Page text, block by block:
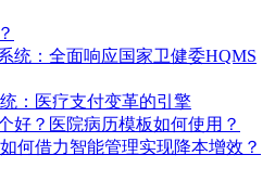
统：全面响应国家卫健委HQMS
：医疗支付变革的引擎
好？医院病历模板如何使用？
何借力智能管理实现降本增效？